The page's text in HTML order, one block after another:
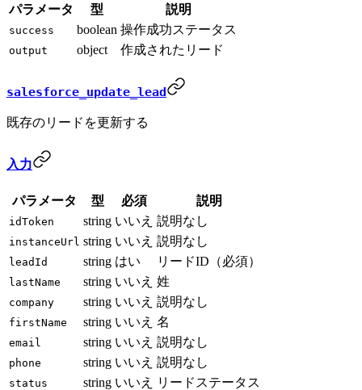
パラメータ 型 説明
success boolean 操作成功ステータス
output object 作成されたリード
salesforce_update_lead
既存のリードを更新する
入力
パラメータ 型 必須 説明
idToken string いいえ 説明なし
instanceUrl string いいえ 説明なし
leadId string はい リードID（必須）
lastName string いいえ 姓
company string いいえ 説明なし
firstName string いいえ 名
email string いいえ 説明なし
phone string いいえ 説明なし
status string いいえ リードステータス